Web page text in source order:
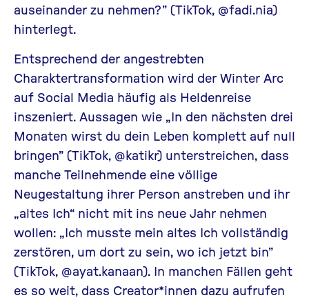
auseinander zu nehmen?” (TikTok, @fadi.nia)
hinterlegt.
Entsprechend der angestrebten
Charaktertransformation wird der Winter Arc
auf Social Media häufig als Heldenreise
inszeniert. Aussagen wie „In den nächsten drei
Monaten wirst du dein Leben komplett auf null
bringen” (TikTok, @katikr) unterstreichen, dass
manche Teilnehmende eine völlige
Neugestaltung ihrer Person anstreben und ihr
„altes Ich“ nicht mit ins neue Jahr nehmen
wollen: „Ich musste mein altes Ich vollständig
zerstören, um dort zu sein, wo ich jetzt bin”
(TikTok, @ayat.kanaan). In manchen Fällen geht
es so weit, dass Creator*innen dazu aufrufen